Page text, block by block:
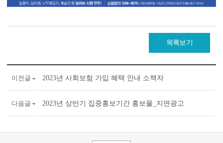
목록보기
이전글 2023년 사회보험 가입 혜택 안내 소책자
다음글 2023년 상반기 집중홍보기간 홍보물_지면광고